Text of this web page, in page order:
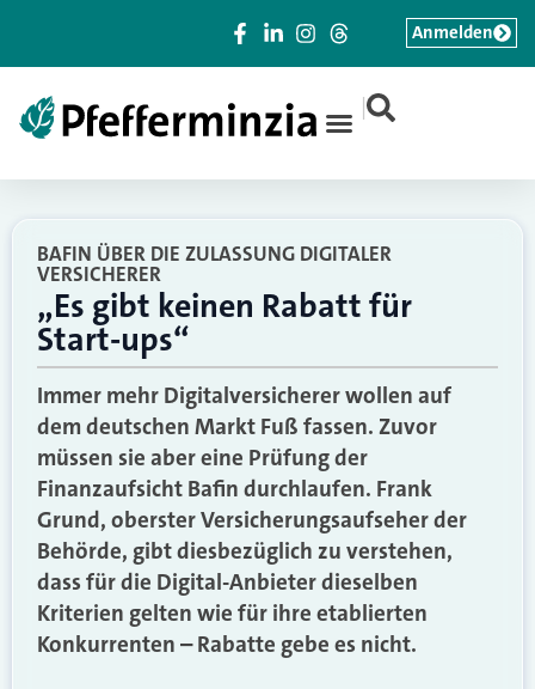
|
Anmelden
BAFIN ÜBER DIE ZULASSUNG DIGITALER
VERSICHERER
„Es gibt keinen Rabatt für
Start-ups“
Immer mehr Digitalversicherer wollen auf
dem deutschen Markt Fuß fassen. Zuvor
müssen sie aber eine Prüfung der
Finanzaufsicht Bafin durchlaufen. Frank
Grund, oberster Versicherungsaufseher der
Behörde, gibt diesbezüglich zu verstehen,
dass für die Digital-Anbieter dieselben
Kriterien gelten wie für ihre etablierten
Konkurrenten – Rabatte gebe es nicht.